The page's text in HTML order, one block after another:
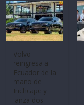
Volvo
reingresa a
Ecuador de la
mano de
Inchcape y
lanza dos
PHEV
18 de julio de
2026